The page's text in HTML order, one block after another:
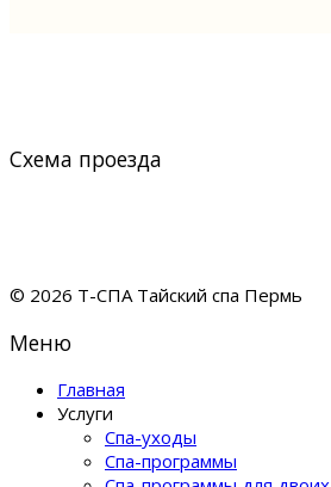
Схема проезда
© 2026 Т-СПА Тайский спа Пермь
Меню
Главная
Услуги
Спа-уходы
Спа-программы